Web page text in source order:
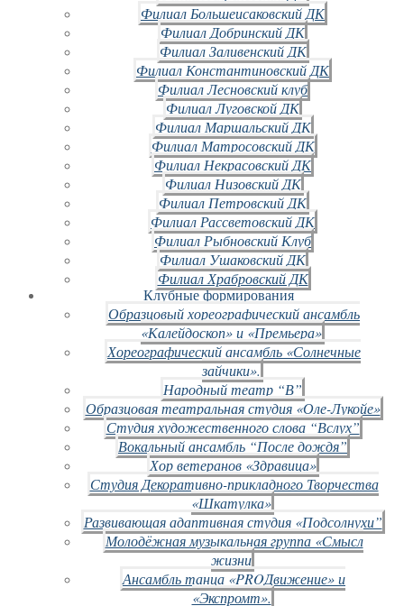
Филиал Большеисаковский ДК
Филиал Добринский ДК
Филиал Заливенский ДК
Филиал Константиновский ДК
Филиал Лесновский клуб
Филиал Луговской ДК
Филиал Маршальский ДК
Филиал Матросовский ДК
Филиал Некрасовский ДК
Филиал Низовский ДК
Филиал Петровский ДК
Филиал Рассветовский ДК
Филиал Рыбновский Клуб
Филиал Ушаковский ДК
Филиал Храбровский ДК
Клубные формирования
Образцовый хореографический ансамбль
«Калейдоскоп» и «Премьера»
Хореографический ансамбль «Солнечные
зайчики».
Народный театр “В”
Образцовая театральная студия «Оле-Лукойе»
Студия художественного слова “Вслух”
Вокальный ансамбль “После дождя”
Хор ветеранов «Здравица»
Студия Декоративно-прикладного Творчества
«Шкатулка»
Развивающая адаптивная студия «Подсолнухи”
Молодёжная музыкальная группа «Смысл
жизни
Ансамбль танца «PROДвижение» и
«Экспромт».